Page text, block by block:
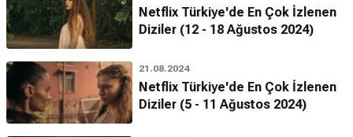
Netflix Türkiye'de En Çok İzlenen
Diziler (12 - 18 Ağustos 2024)
21.08.2024
Netflix Türkiye'de En Çok İzlenen
Diziler (5 - 11 Ağustos 2024)